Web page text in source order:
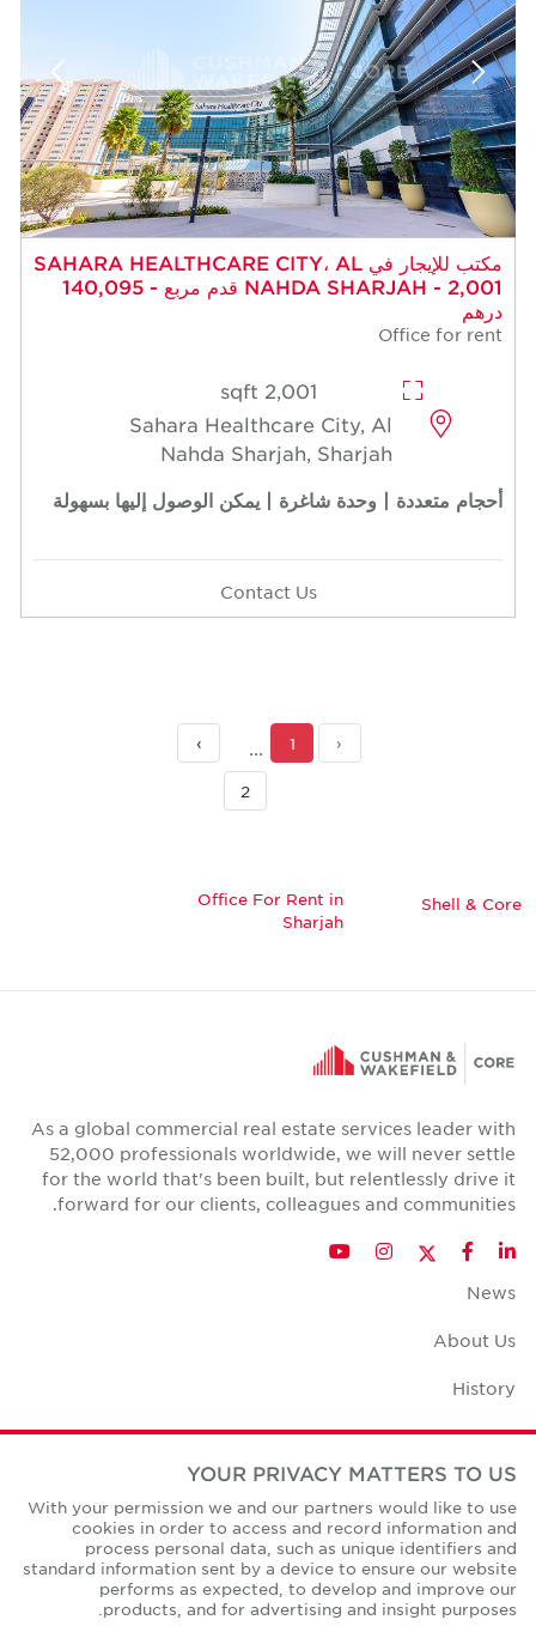
مكتب للإيجار في SAHARA HEALTHCARE CITY، AL
NAHDA SHARJAH - 2,001 قدم مربع - 140,095
درهم
Office for rent
2,001 sqft
Sahara Healthcare City, Al
Nahda Sharjah, Sharjah
أحجام متعددة | وحدة شاغرة | يمكن الوصول إليها بسهولة
Contact Us
‹
1
2
›
Shell & Core
Office For Rent in
Sharjah
As a global commercial real estate services leader with
52,000 professionals worldwide, we will never settle
for the world that's been built, but relentlessly drive it
forward for our clients, colleagues and communities.
LinkedIn
Facebook
Twitter
Instagram
YouTube
News
About Us
History
Case Studies
Office Space Calculator
Careers
Contact Us
YOUR PRIVACY MATTERS TO US
With your permission we and our partners would like to use
cookies in order to access and record information and
process personal data, such as unique identifiers and
standard information sent by a device to ensure our website
performs as expected, to develop and improve our
products, and for advertising and insight purposes.